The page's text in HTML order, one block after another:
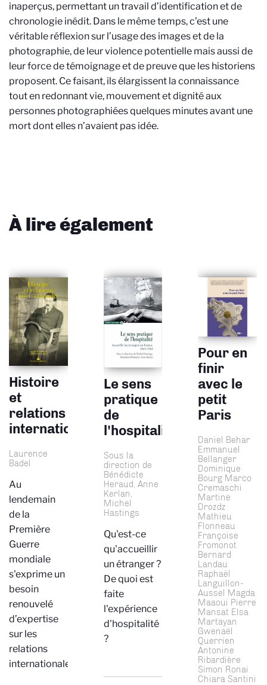
inaperçus, permettant un travail d’identification et de
chronologie inédit. Dans le même temps, c’est une
véritable réflexion sur l’usage des images et de la
photographie, de leur violence potentielle mais aussi de
leur force de témoignage et de preuve que les historiens
proposent. Ce faisant, ils élargissent la connaissance
tout en redonnant vie, mouvement et dignité aux
personnes photographiées quelques minutes avant une
mort dont elles n’avaient pas idée.
À lire également
Histoire
et
relations
internationales
Laurence
Badel
Au
lendemain
de la
Première
Guerre
mondiale
s'exprime un
besoin
renouvelé
d’expertise
sur les
relations
internationales.
Le sens
pratique
de
l'hospitalité
Sous la
direction de
Bénédicte
Heraud, Anne
Kerlan,
Michel
Hastings
Qu'est-ce
qu'accueillir
un étranger ?
De quoi est
faite
l'expérience
d'hospitalité
?
Pour en
finir
avec le
petit
Paris
Daniel Behar
Emmanuel
Bellanger
Dominique
Bourg Marco
Cremaschi
Martine
Drozdz
Mathieu
Flonneau
Françoise
Fromonot
Bernard
Landau
Raphaël
Languillon-
Aussel Magda
Maaoui Pierre
Mansat Elsa
Martayan
Gwenaël
Querrien
Antonine
Ribardière
Simon Ronai
Chiara Santini